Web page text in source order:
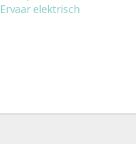
Ervaar elektrisch